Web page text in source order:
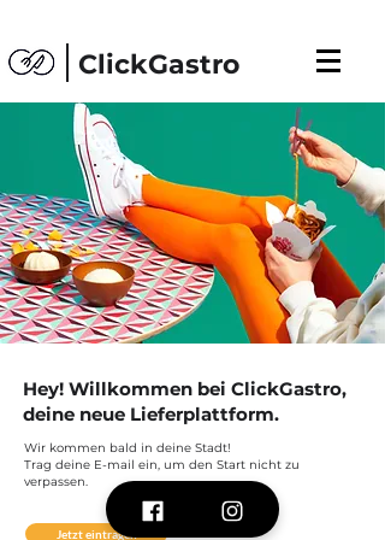
ClickGastro
Hey! Willkommen bei ClickGastro,
deine neue Lieferplattform.
Wir kommen bald in deine Stadt!
Trag deine E-mail ein, um den Start nicht zu
verpassen.
Jetzt eintragen